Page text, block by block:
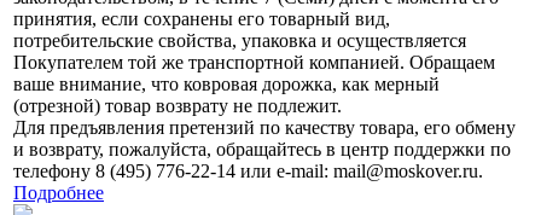
принятия, если сохранены его товарный вид,
потребительские свойства, упаковка и осуществляется
Покупателем той же транспортной компанией. Обращаем
ваше внимание, что ковровая дорожка, как мерный
(отрезной) товар возврату не подлежит.
Для предъявления претензий по качеству товара, его обмену
и возврату, пожалуйста, обращайтесь в центр поддержки по
телефону 8 (495) 776-22-14 или e-mail: mail@moskover.ru.
Подробнее